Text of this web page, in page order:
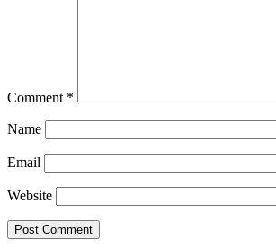
Comment *
Name
Email
Website